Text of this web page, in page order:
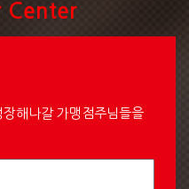
Center
해나갈 가맹점주님들을